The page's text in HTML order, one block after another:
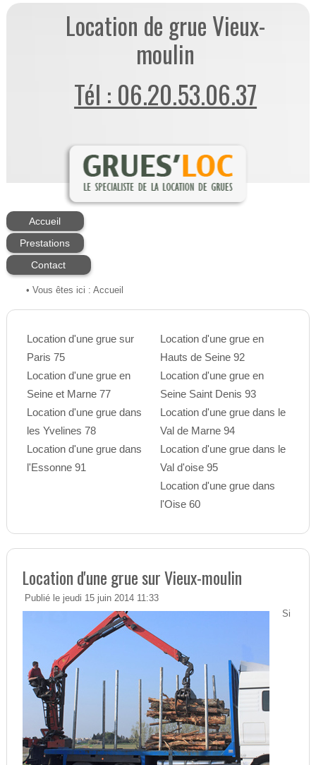
Location de grue Vieux-
moulin
Tél : 06.20.53.06.37
Accueil
Prestations
Contact
• Vous êtes ici : Accueil
Location d'une grue sur
Paris 75
Location d'une grue en
Seine et Marne 77
Location d'une grue dans
les Yvelines 78
Location d'une grue dans
l'Essonne 91
Location d'une grue en
Hauts de Seine 92
Location d'une grue en
Seine Saint Denis 93
Location d'une grue dans le
Val de Marne 94
Location d'une grue dans le
Val d'oise 95
Location d'une grue dans
l'Oise 60
Location d'une grue sur Vieux-moulin
Publié le jeudi 15 juin 2014 11:33
Si